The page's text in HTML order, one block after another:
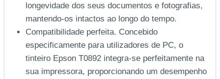
longevidade dos seus documentos e fotografias,
mantendo-os intactos ao longo do tempo.
Compatibilidade perfeita. Concebido
especificamente para utilizadores de PC, o
tinteiro Epson T0892 integra-se perfeitamente na
sua impressora, proporcionando um desempenho